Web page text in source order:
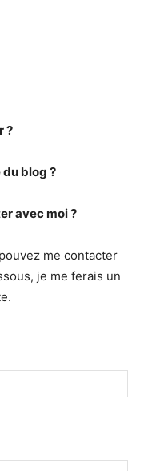
?
blog ?
avec moi ?
me contacter
je me ferais un